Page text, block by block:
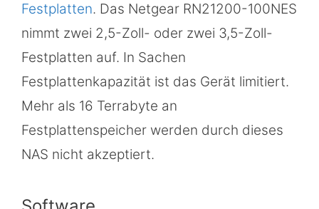
Festplatten. Das Netgear RN21200-100NES
nimmt zwei 2,5-Zoll- oder zwei 3,5-Zoll-
Festplatten auf. In Sachen
Festplattenkapazität ist das Gerät limitiert.
Mehr als 16 Terrabyte an
Festplattenspeicher werden durch dieses
NAS nicht akzeptiert.